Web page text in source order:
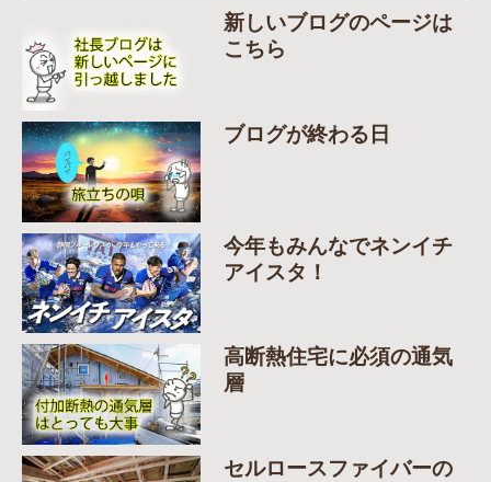
新しいブログのページは
こちら
ブログが終わる日
今年もみんなでネンイチ
アイスタ！
高断熱住宅に必須の通気
層
セルロースファイバーの